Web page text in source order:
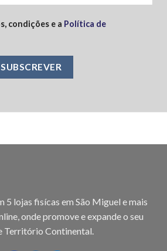
condições e a Política de
5 lojas fisícas em São Miguel e mais
onde promove e expande o seu
Território Continental.